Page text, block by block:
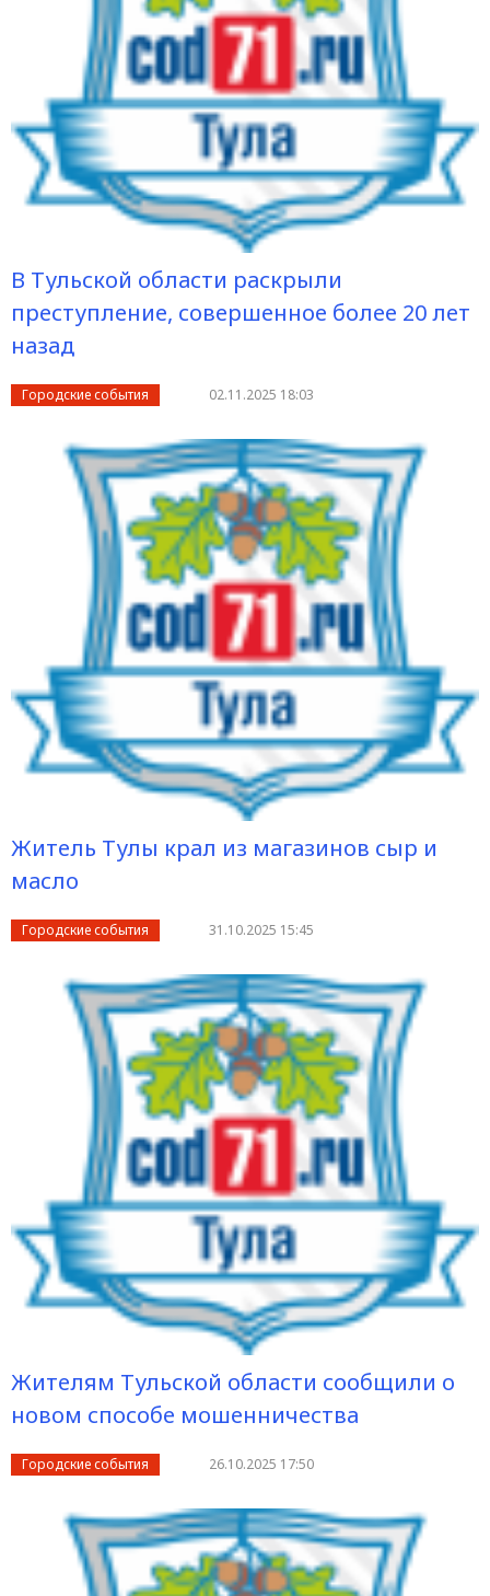
В Тульской области раскрыли
преступление, совершенное более 20 лет
назад
Городские события 02.11.2025 18:03
Житель Тулы крал из магазинов сыр и
масло
Городские события 31.10.2025 15:45
Жителям Тульской области сообщили о
новом способе мошенничества
Городские события 26.10.2025 17:50